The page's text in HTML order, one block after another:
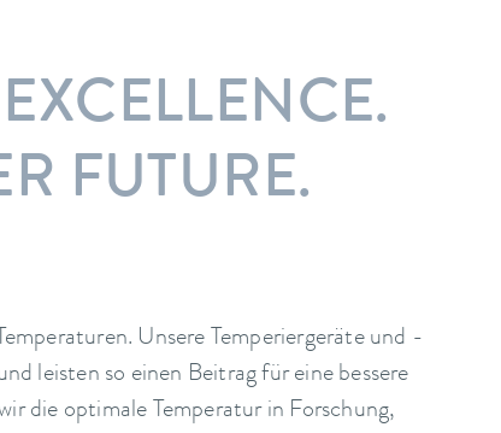
FUTURE.
Unsere Temperiergeräte und -
leisten so einen Beitrag für eine bessere
die optimale Temperatur in Forschung,